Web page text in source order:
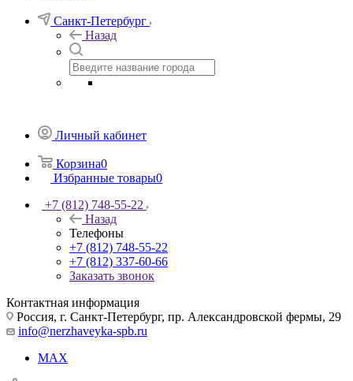
Санкт-Петербург
Назад
Личный кабинет
Корзина0
Избранные товары0
+7 (812) 748-55-22
Назад
Телефоны
+7 (812) 748-55-22
+7 (812) 337-60-66
Заказать звонок
Контактная информация
Россия, г. Санкт-Петербург, пр. Александровской фермы, 29
info@nerzhaveyka-spb.ru
MAX